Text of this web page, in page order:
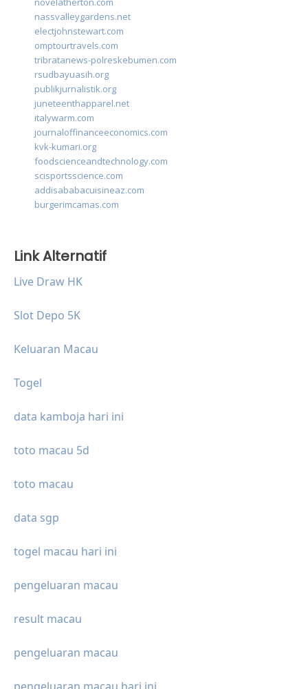
nassvalleygardens.net
electjohnstewart.com
omptourtravels.com
tribratanews-polreskebumen.com
rsudbayuasih.org
publikjurnalistik.org
juneteenthapparel.net
italywarm.com
journaloffinanceeconomics.com
kvk-kumari.org
foodscienceandtechnology.com
scisportsscience.com
addisababacuisineaz.com
burgerimcamas.com
Link Alternatif
Live Draw HK
Slot Depo 5K
Keluaran Macau
Togel
data kamboja hari ini
toto macau 5d
toto macau
data sgp
togel macau hari ini
pengeluaran macau
result macau
pengeluaran macau